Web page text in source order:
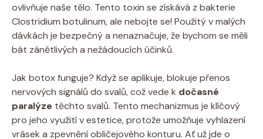
ovlivňuje naše tělo. Tento toxin se získává z bakterie
Clostridium botulinum, ale nebojte se! Použitý v malých
dávkách je bezpečný a nenaznačuje, že bychom se měli
bát zánětlivých a nežádoucích účinků.
Jak botox funguje? Když se aplikuje, blokuje přenos
nervových signálů do svalů, což vede k dočasné
paralýze těchto svalů. Tento mechanizmus je klíčový
pro jeho využití v estetice, protože umožňuje vyhlazení
vrásek a zpevnění obličejového konturu. Ať už jde o